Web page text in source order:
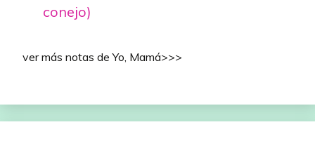
conejo)
ver más notas de Yo, Mamá>>>